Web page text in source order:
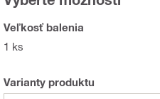
Veľkosť balenia
1 ks
Varianty produktu